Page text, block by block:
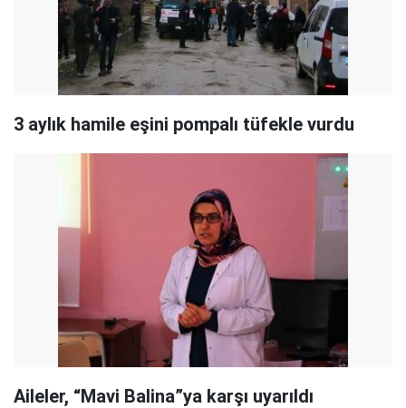
3 aylık hamile eşini pompalı tüfekle vurdu
Aileler, “Mavi Balina”ya karşı uyarıldı